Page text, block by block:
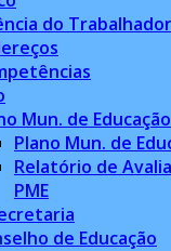
do Trabalhador
Mun. de Educação
Plano Mun. de
Relatório de
PME
de Educação